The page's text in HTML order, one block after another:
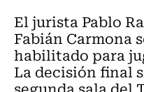
El jurista Pablo
Fabián Carmona
habilitado para
La decisión final